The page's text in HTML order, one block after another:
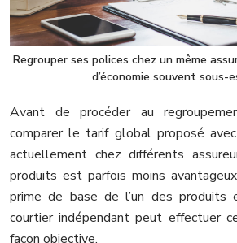
Regrouper ses polices chez un même
d’économie souvent sous-
Avant de procéder au
comparer le tarif global proposé
actuellement chez différents
produits est parfois moins
prime de base de l’un des produits
courtier indépendant peut effectuer
façon objective.